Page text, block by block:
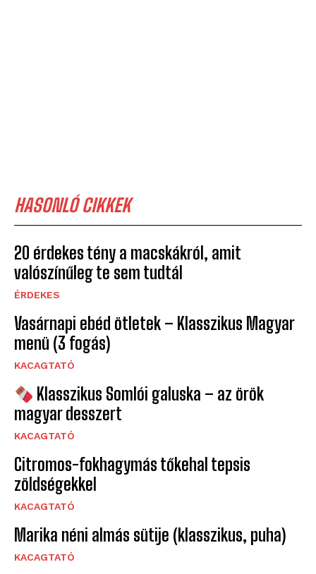
HASONLÓ CIKKEK
20 érdekes tény a macskákról, amit
valószínűleg te sem tudtál
ÉRDEKES
Vasárnapi ebéd ötletek – Klasszikus Magyar
menü (3 fogás)
KACAGTATÓ
Klasszikus Somlói galuska – az örök
magyar desszert
KACAGTATÓ
Citromos-fokhagymás tőkehal tepsis
zöldségekkel
KACAGTATÓ
Marika néni almás sütije (klasszikus, puha)
KACAGTATÓ